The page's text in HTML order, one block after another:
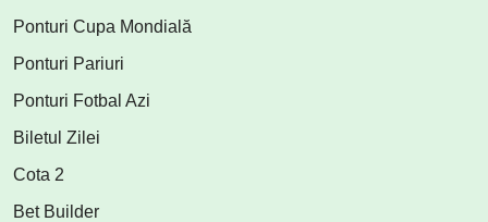
Ponturi Cupa Mondială
Ponturi Pariuri
Ponturi Fotbal Azi
Biletul Zilei
Cota 2
Bet Builder